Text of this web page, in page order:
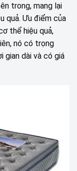
trong, mang lại
quả. Ưu điểm của
thể hiệu quả,
nó có trọng
gian dài và có giá